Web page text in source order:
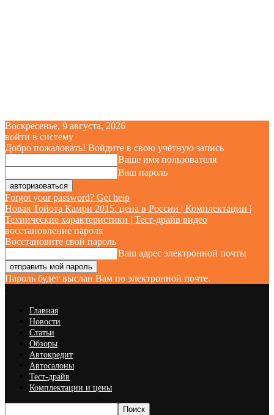
Воскресенье, 9 августа, 2026
войти в систему
Добро пожаловать! Войдите в свою учётную запись
Ваше имя пользователя
Ваш пароль
Forgot your password? Get help
Новая Тойота Камри 2015: цена в России | Комплектации |
Технические характеристики | Тест-драйв видео
восстановление пароля
Восстановите свой пароль
Ваш адрес электронной почты
Пароль будет выслан Вам по электронной почте.
Главная
Новости
Статьи
Обзоры
Автокредит
Автосалоны
Тест-драйв
Комплектации и цены